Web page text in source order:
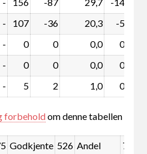
- 107 -36 20,3 -5,4
- 0 0 0,0 0,0
- 0 0 0,0 0,0
- 5 2 1,0 0,4
forbeholdom denne tabellen
Godkjente 526 Andel
77,9